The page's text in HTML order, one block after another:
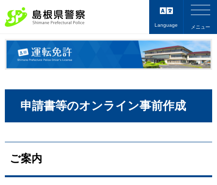
Language メニュー
申請書等のオンライン事前作成
ご案内